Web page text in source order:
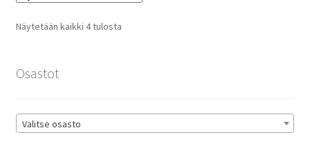
Näytetään kaikki 4 tulostaSuosituimmat
Osastot
Valitse osasto